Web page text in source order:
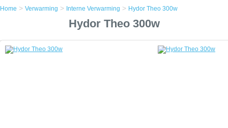
Hydor Theo 300w
Home > Verwarming > Interne Verwarming > Hydor Theo 300w
Hydor Theo 300w